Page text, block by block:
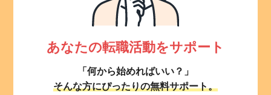
あなたの転職活動をサポート
「何から始めればいい？」
そんな方にぴったりの無料サポート。